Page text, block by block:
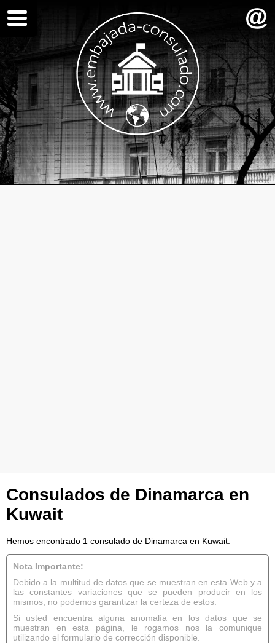
Consulados de Dinamarca en
Kuwait
Hemos encontrado 1 consulado de Dinamarca en Kuwait.
Nota Importante:
Debido a la multitud de datos que se muestran en esta Web y a
las constantes variaciones que se pueden producir en los
mismos, no podemos garantizar la certeza de estos.
Si usted encuentra alguna anomalía en los datos que se
muestran en esta página, le rogamos nos la comunique
utilizando el formulario de corrección disponible.